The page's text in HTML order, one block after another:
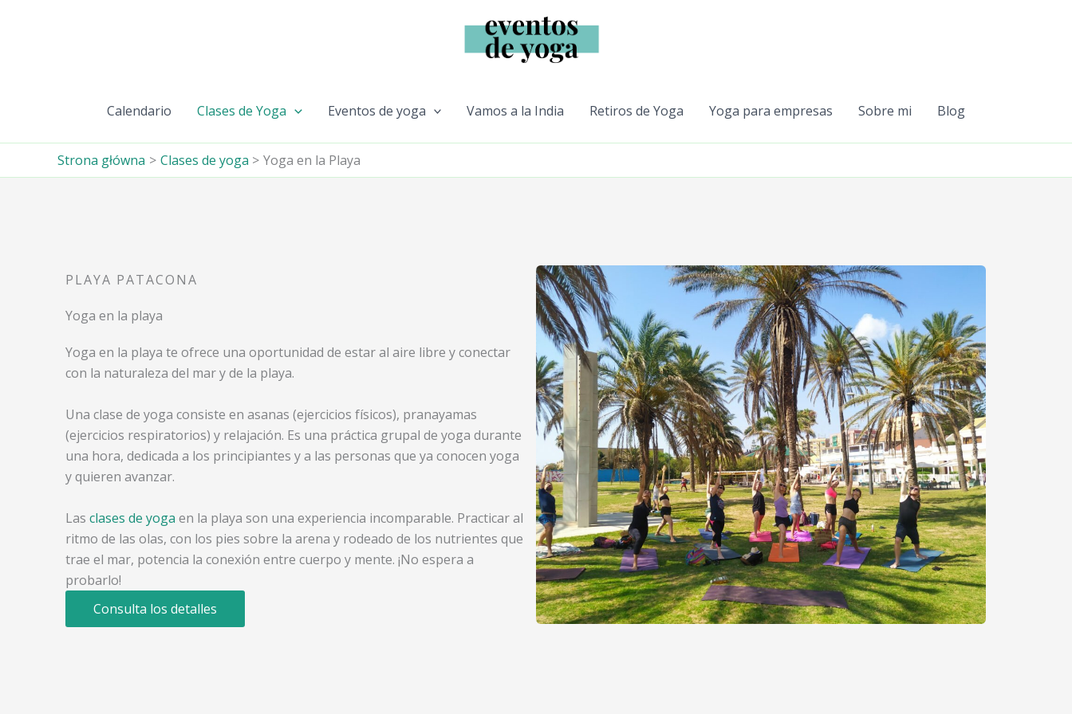
Calendario Clases de Yoga Eventos de yoga Vamos a la India Retiros de Yoga Yoga para empresas Sobre mi Blog
Strona główna Clases de yoga Yoga en la Playa
PLAYA PATACONA
Yoga en la playa
Yoga en la playa te ofrece una oportunidad de estar al aire libre y conectar
con la naturaleza del mar y de la playa.
Una clase de yoga consiste en asanas (ejercicios físicos), pranayamas
(ejercicios respiratorios) y relajación. Es una práctica grupal de yoga durante
una hora, dedicada a los principiantes y a las personas que ya conocen yoga
y quieren avanzar.
Las clases de yoga en la playa son una experiencia incomparable. Practicar al
ritmo de las olas, con los pies sobre la arena y rodeado de los nutrientes que
trae el mar, potencia la conexión entre cuerpo y mente. ¡No espera a
probarlo!
Consulta los detalles